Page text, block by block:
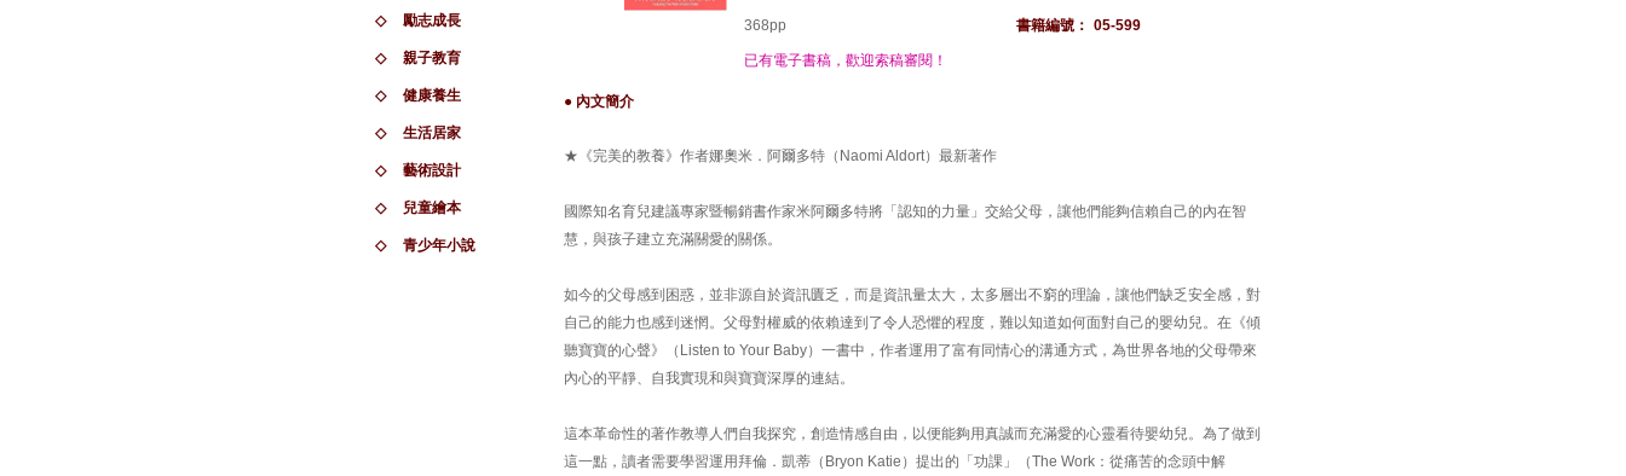
◇ 勵志成長
◇ 親子教育
◇ 健康養生
◇ 生活居家
◇ 藝術設計
◇ 兒童繪本
◇ 青少年小說
368pp 書籍編號： 05-599
已有電子書稿，歡迎索稿審閱！
● 內文簡介
★《完美的教養》作者娜奧米．阿爾多特（Naomi Aldort）最新著作
國際知名育兒建議專家暨暢銷書作家米阿爾多特將「認知的力量」交給父母，讓他們能夠信賴自己的內在智
慧，與孩子建立充滿關愛的關係。
如今的父母感到困惑，並非源自於資訊匱乏，而是資訊量太大，太多層出不窮的理論，讓他們缺乏安全感，對
自己的能力也感到迷惘。父母對權威的依賴達到了令人恐懼的程度，難以知道如何面對自己的嬰幼兒。在《傾
聽寶寶的心聲》（Listen to Your Baby）一書中，作者運用了富有同情心的溝通方式，為世界各地的父母帶來
內心的平靜、自我實現和與寶寶深厚的連結。
這本革命性的著作教導人們自我探究，創造情感自由，以便能夠用真誠而充滿愛的心靈看待嬰幼兒。為了做到
這一點，讀者需要學習運用拜倫．凱蒂（Bryon Katie）提出的「功課」（The Work：從痛苦的念頭中解